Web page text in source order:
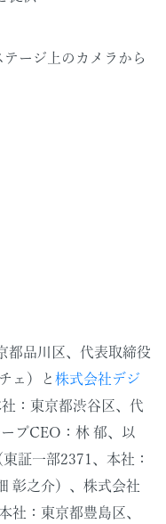
ージ上のカメラから
都品川区、代表取締役
ェ）と 株式会社デジ
：東京都渋谷区、代
プCEO：林 郁、以
証一部2371、本社：
彰之介）、株式会社
社：東京都豊島区、